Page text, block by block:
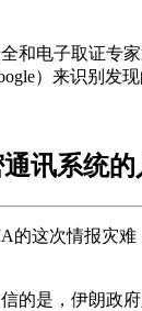
和电子取证专
）来识别发现
讯系统的
的这次情报灾
的是，伊朗政